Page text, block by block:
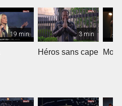
19 min 3 min
Héros sans cape Moi